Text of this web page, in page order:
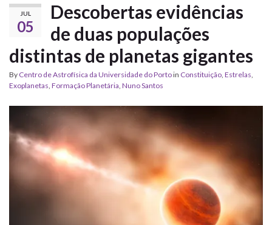
JUL
05
Descobertas evidências
de duas populações
distintas de planetas gigantes
By Centro de Astrofísica da Universidade do Portoin Constituição, Estrelas,
Exoplanetas, Formação Planetária, Nuno Santos